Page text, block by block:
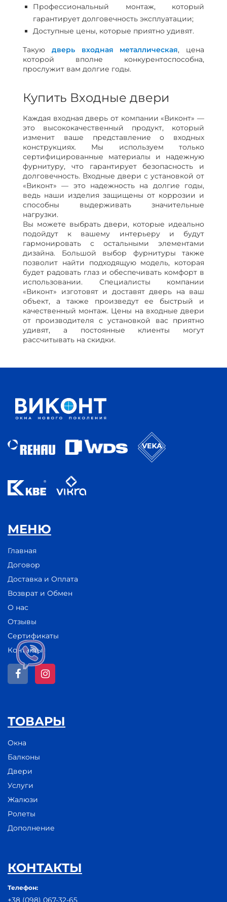
Профессиональный монтаж, который
гарантирует долговечность эксплуатации;
Доступные цены, которые приятно удивят.
Такую дверь входная металлическая, цена
которой вполне конкурентоспособна,
прослужит вам долгие годы.
Купить Входные двери
Каждая входная дверь от компании «Виконт» —
это высококачественный продукт, который
изменит ваше представление о входных
конструкциях. Мы используем только
сертифицированные материалы и надежную
фурнитуру, что гарантирует безопасность и
долговечность. Входные двери с установкой от
«Виконт» — это надежность на долгие годы,
ведь наши изделия защищены от коррозии и
способны выдерживать значительные
нагрузки.
Вы можете выбрать двери, которые идеально
подойдут к вашему интерьеру и будут
гармонировать с остальными элементами
дизайна. Большой выбор фурнитуры также
позволит найти подходящую модель, которая
будет радовать глаз и обеспечивать комфорт в
использовании. Специалисты компании
«Виконт» изготовят и доставят дверь на ваш
объект, а также произведут ее быстрый и
качественный монтаж. Цены на входные двери
от производителя с установкой вас приятно
удивят, а постоянные клиенты могут
рассчитывать на скидки.
МЕНЮ
Главная
Договор
Доставка и Оплата
Возврат и Обмен
О нас
Отзывы
Сертификаты
Контакты
ТОВАРЫ
Окна
Балконы
Двери
Услуги
Жалюзи
Ролеты
Дополнение
КОНТАКТЫ
Телефон:
+38 (098) 067-32-65